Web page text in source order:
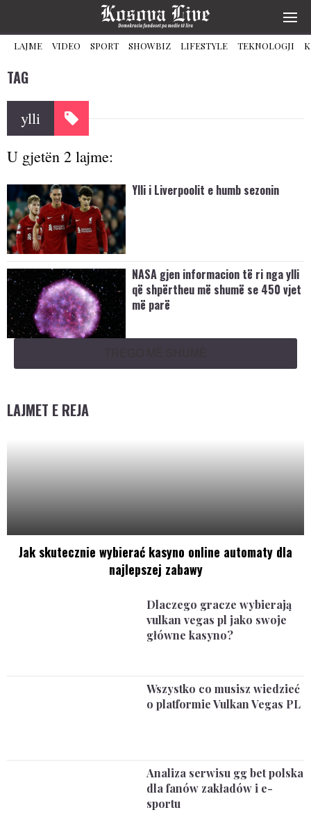
LAJME VIDEO SPORT SHOWBIZ LIFESTYLE TEKNOLOGJI
TAG
ylli
U gjetën 2 lajme:
Ylli i Liverpoolit e humb sezonin
NASA gjen informacion të ri nga ylli
që shpërtheu më shumë se 450 vjet
më parë
LAJMET E REJA
Jak skutecznie wybierać kasyno online automaty dla
najlepszej zabawy
Dlaczego gracze wybierają
vulkan vegas pl jako swoje
główne kasyno?
Wszystko co musisz wiedzieć
o platformie Vulkan Vegas PL
Analiza serwisu gg bet polska
dla fanów zakładów i e-
sportu